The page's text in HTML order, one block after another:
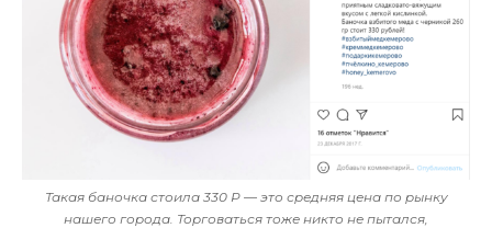
Такая баночка стоила 330 Р— это средняя цена по рынку
нашего города. Торговаться тоже никто не пытался,